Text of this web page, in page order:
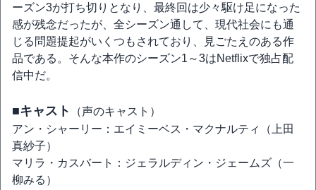
ーズン3が打ち切りとなり、最終回は少々駆け足になった
感が残念だったが、全シーズン通して、現代社会にも通
じる問題提起がいくつもされており、見ごたえのある作
品である。そんな本作のシーズン1～3はNetflixで独占配
信中だ。
■キャスト
（声のキャスト）
アン・シャーリー：エイミーベス・マクナルティ（上田
真紗子）
マリラ・カスバート：ジェラルディン・ジェームズ（一
柳みる）